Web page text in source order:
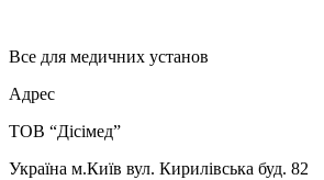
Все для медичних установ
Адрес
ТОВ “Дісімед”
Україна м.Київ вул. Кирилівська буд. 82